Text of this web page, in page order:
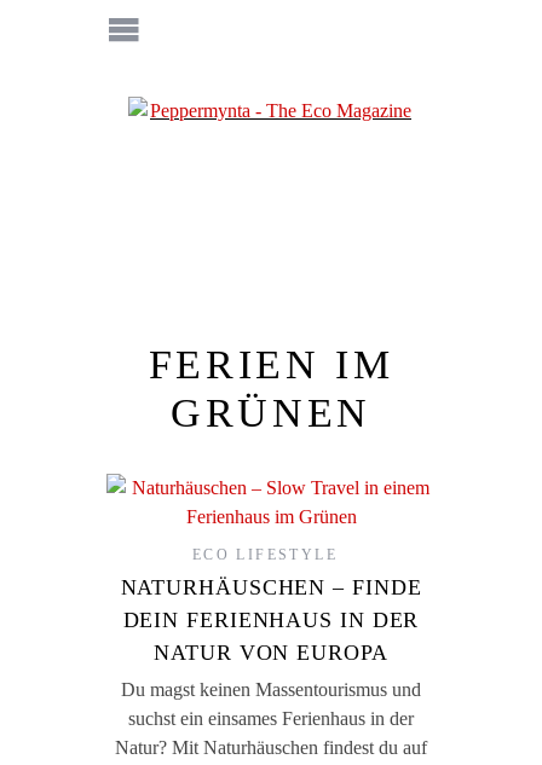
FERIEN IM
GRÜNEN
ECO LIFESTYLE
NATURHÄUSCHEN – FINDE
DEIN FERIENHAUS IN DER
NATUR VON EUROPA
Du magst keinen Massentourismus und
suchst ein einsames Ferienhaus in der
Natur? Mit Naturhäuschen findest du auf